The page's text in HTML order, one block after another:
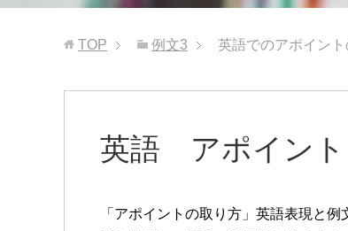
TOP 例文3 英語でのアポイン
英語 アポイント
「アポイントの取り方」英語表現と